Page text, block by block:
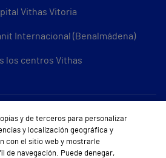
Vithas Vitoria
Internacional (Benalmádena)
los centros Vithas
Sobre Vithas
Quiénes somos
y de terceros para personalizar
y localización geográfica y
con el sitio web y mostrarle
de navegación. Puede denegar,